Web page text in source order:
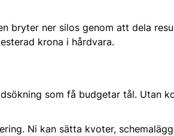
bryter ner silos genom att dela
krona i hårdvara.
som få budgetar tål. Utan
Ni kan sätta kvoter,